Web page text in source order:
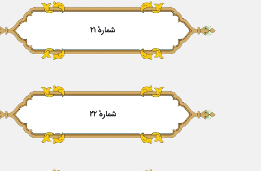
شمارهٔ ۲۱
شمارهٔ ۲۲